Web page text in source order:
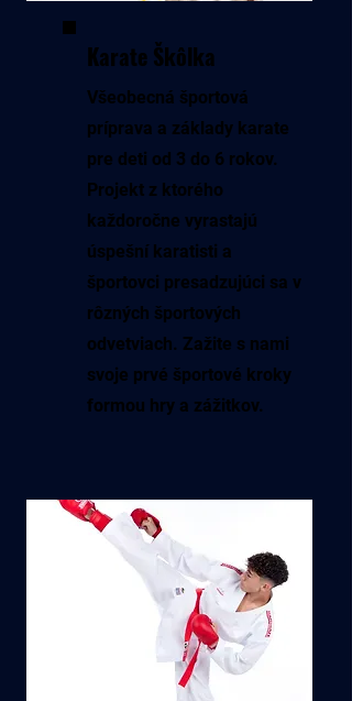
Karate Škôlka
Všeobecná športová
príprava a základy karate
pre deti od 3 do 6 rokov.
Projekt z ktorého
každoročne vyrastajú
úspešní karatisti a
športovci presadzujúci sa v
rôzných športových
odvetviach. Zažite s nami
svoje prvé športové kroky
formou hry a zážitkov.